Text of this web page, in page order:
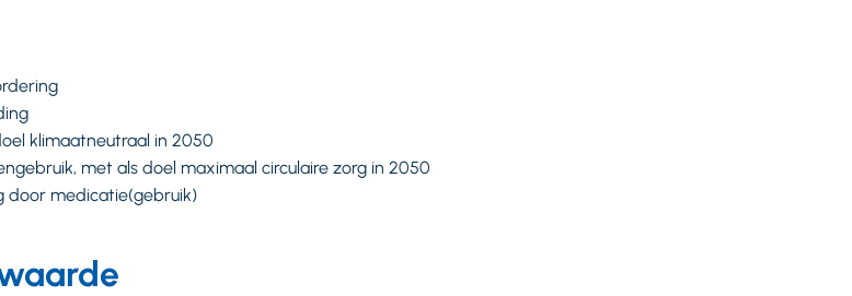
klimaatneutraal in 2050
met als doel maximaal circulaire zorg in 2050
door medicatie(gebruik)